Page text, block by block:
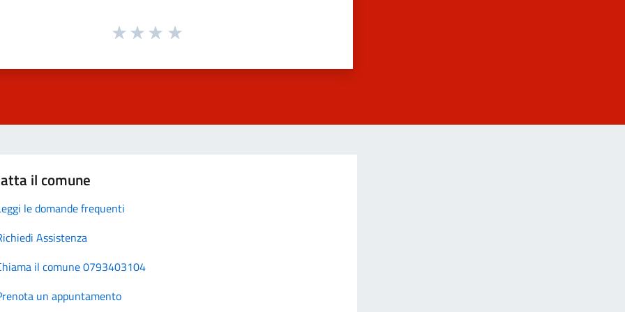
il comune
le domande frequenti
Assistenza
il comune 0793403104
un appuntamento